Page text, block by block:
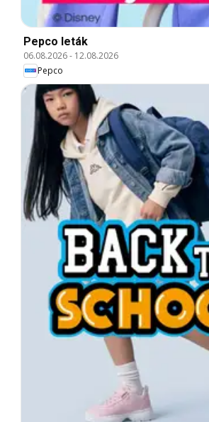
Pepco leták
06.08.2026- 12.08.2026
Pepco